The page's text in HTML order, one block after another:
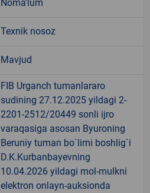
Noma'lum
Texnik nosoz
Mavjud
FIB Urganch tumanlararo
sudining 27.12.2025 yildagi 2-
2201-2512/20449 sonli ijro
varaqasiga asosan Byuroning
Beruniy tuman bo`limi boshlig`i
D.K.Kurbanbayevning
10.04.2026 yildagi mol-mulkni
elektron onlayn-auksionda